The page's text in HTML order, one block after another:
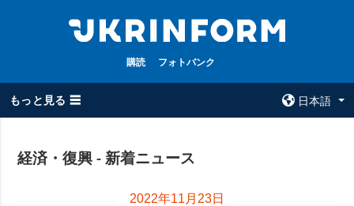
購読 フォトバンク
もっと見る ☰
日本語
ルム
経済・復興 - 新着ニュース
2022年11月23日